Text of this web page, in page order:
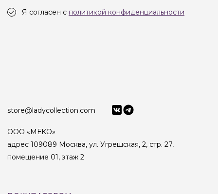
Я согласен с политикой конфиденциальности
store@ladycollection.com
ООО «МЕКО»
адрес 109089 Москва, ул. Угрешская, 2, стр. 27,
помещение 01, этаж 2